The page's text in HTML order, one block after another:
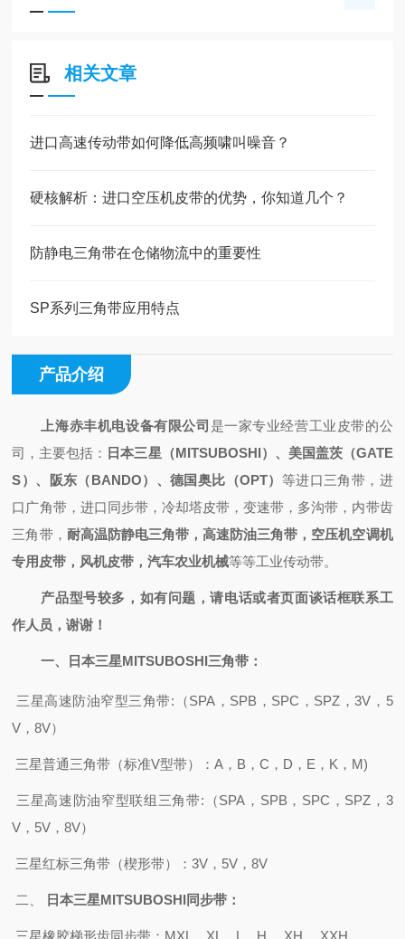
相关文章
进口高速传动带如何降低高频啸叫噪音？
硬核解析：进口空压机皮带的优势，你知道几个？
防静电三角带在仓储物流中的重要性
SP系列三角带应用特点
产品介绍
上海赤丰机电设备有限公司 是一家专业经营工业皮带的公
司，主要包括： 日本三星（MITSUBOSHI）、美国盖茨（GATE
S）、阪东（BANDO）、德国奥比（OPT） 等进口三角带，进
口广角带，进口同步带，冷却塔皮带，变速带，多沟带，内带齿
三角带， 耐高温防静电三角带，高速防油三角带，空压机空调机
专用皮带，风机皮带，汽车农业机械等等工业传动带。
产品型号较多，如有问题，请电话或者页面谈话框联系工
作人员，谢谢！
一、 日本三星MITSUBOSHI三角带：
三星高速防油窄型三角带: （SPA，SPB，SPC，SPZ，3V ， 5
V，8V）
三星普通三角带（标准V型带）：A，B，C，D，E，K，M)
三星高速防油窄型联组三角带: （SPA，SPB，SPC，SPZ，3
V，5V，8V）
三星红标三角带（楔形带）：3V，5V，8V
二、 日本三星MITSUBOSHI同步带：
三星橡胶梯形齿同步带 ： MXL，XL，L，H ，XH ，XXH